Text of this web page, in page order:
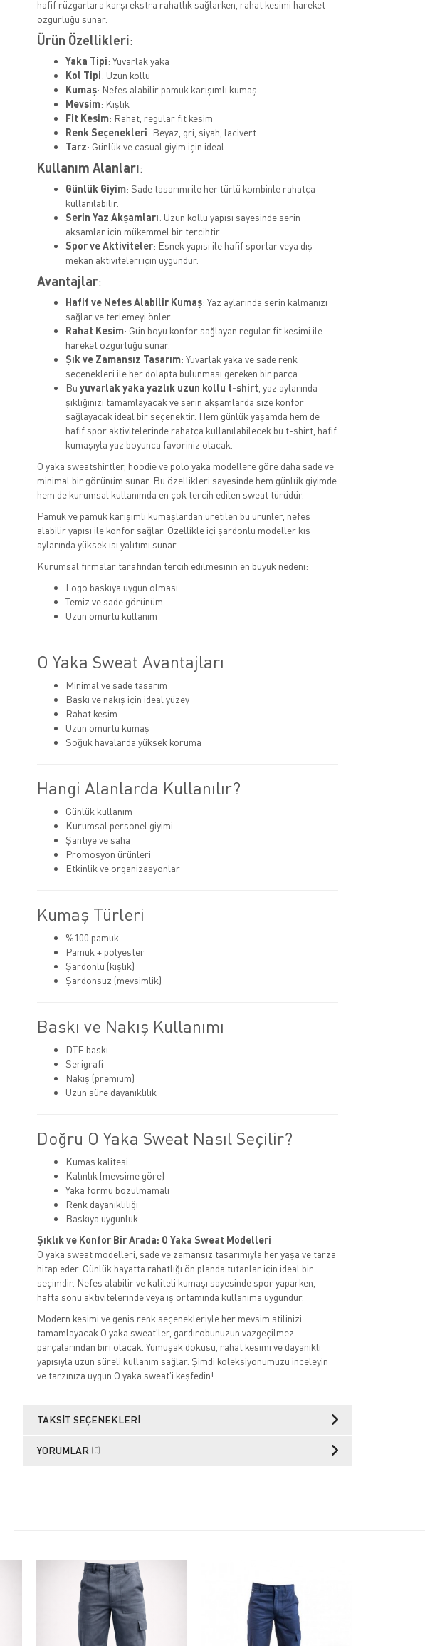
hafif rüzgarlara karşı ekstra rahatlık sağlarken, rahat kesimi hareket
özgürlüğü sunar.
Ürün Özellikleri:
Yaka Tipi: Yuvarlak yaka
Kol Tipi: Uzun kollu
Kumaş: Nefes alabilir pamuk karışımlı kumaş
Mevsim: Kışlık
Fit Kesim: Rahat, regular fit kesim
Renk Seçenekleri: Beyaz, gri, siyah, lacivert
Tarz: Günlük ve casual giyim için ideal
Kullanım Alanları:
Günlük Giyim: Sade tasarımı ile her türlü kombinle rahatça
kullanılabilir.
Serin Yaz Akşamları: Uzun kollu yapısı sayesinde serin
akşamlar için mükemmel bir tercihtir.
Spor ve Aktiviteler: Esnek yapısı ile hafif sporlar veya dış
mekan aktiviteleri için uygundur.
Avantajlar:
Hafif ve Nefes Alabilir Kumaş: Yaz aylarında serin kalmanızı
sağlar ve terlemeyi önler.
Rahat Kesim: Gün boyu konfor sağlayan regular fit kesimi ile
hareket özgürlüğü sunar.
Şık ve Zamansız Tasarım: Yuvarlak yaka ve sade renk
seçenekleri ile her dolapta bulunması gereken bir parça.
Bu yuvarlak yaka yazlık uzun kollu t-shirt , yaz aylarında
şıklığınızı tamamlayacak ve serin akşamlarda size konfor
sağlayacak ideal bir seçenektir. Hem günlük yaşamda hem de
hafif spor aktivitelerinde rahatça kullanılabilecek bu t-shirt, hafif
kumaşıyla yaz boyunca favoriniz olacak.
O yaka sweatshirtler, hoodie ve polo yaka modellere göre daha sade ve
minimal bir görünüm sunar. Bu özellikleri sayesinde hem günlük giyimde
hem de kurumsal kullanımda en çok tercih edilen sweat türüdür.
Pamuk ve pamuk karışımlı kumaşlardan üretilen bu ürünler, nefes
alabilir yapısı ile konfor sağlar. Özellikle içi şardonlu modeller kış
aylarında yüksek ısı yalıtımı sunar.
Kurumsal firmalar tarafından tercih edilmesinin en büyük nedeni:
Logo baskıya uygun olması
Temiz ve sade görünüm
Uzun ömürlü kullanım
O Yaka Sweat Avantajları
Minimal ve sade tasarım
Baskı ve nakış için ideal yüzey
Rahat kesim
Uzun ömürlü kumaş
Soğuk havalarda yüksek koruma
Hangi Alanlarda Kullanılır?
Günlük kullanım
Kurumsal personel giyimi
Şantiye ve saha
Promosyon ürünleri
Etkinlik ve organizasyonlar
Kumaş Türleri
%100 pamuk
Pamuk + polyester
Şardonlu (kışlık)
Şardonsuz (mevsimlik)
Baskı ve Nakış Kullanımı
DTF baskı
Serigrafi
Nakış (premium)
Uzun süre dayanıklılık
Doğru O Yaka Sweat Nasıl Seçilir?
Kumaş kalitesi
Kalınlık (mevsime göre)
Yaka formu bozulmamalı
Renk dayanıklılığı
Baskıya uygunluk
Şıklık ve Konfor Bir Arada: O Yaka Sweat Modelleri
O yaka sweat modelleri, sade ve zamansız tasarımıyla her yaşa ve tarza
hitap eder. Günlük hayatta rahatlığı ön planda tutanlar için ideal bir
seçimdir. Nefes alabilir ve kaliteli kumaşı sayesinde spor yaparken,
hafta sonu aktivitelerinde veya iş ortamında kullanıma uygundur.
Modern kesimi ve geniş renk seçenekleriyle her mevsim stilinizi
tamamlayacak O yaka sweat'ler, gardırobunuzun vazgeçilmez
parçalarından biri olacak. Yumuşak dokusu, rahat kesimi ve dayanıklı
yapısıyla uzun süreli kullanım sağlar. Şimdi koleksiyonumuzu inceleyin
ve tarzınıza uygun O yaka sweat’i keşfedin!
TAKSIT SEÇENEKLERI
YORUMLAR (0)